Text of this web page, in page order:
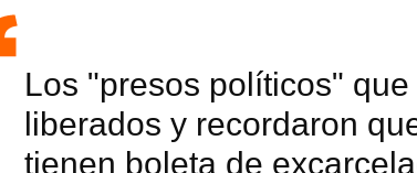
Los "presos políticos"
liberados y recordaron
tienen boleta de